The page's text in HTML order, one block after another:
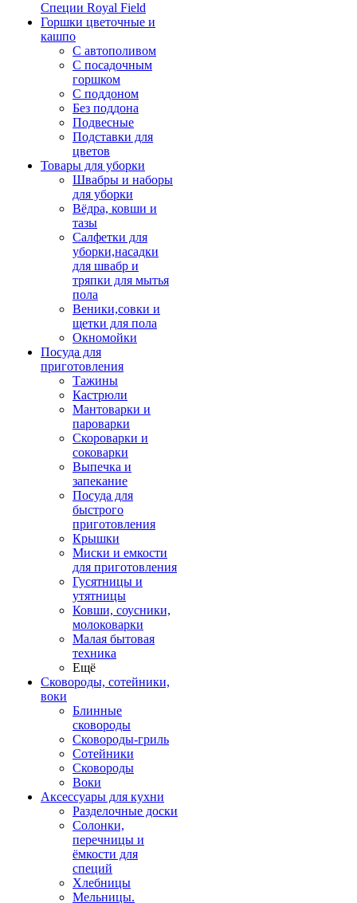
Специи Royal Field
Горшки цветочные и
кашпо
С автополивом
С посадочным
горшком
С поддоном
Без поддона
Подвесные
Подставки для
цветов
Товары для уборки
Швабры и наборы
для уборки
Вёдра, ковши и
тазы
Салфетки для
уборки,насадки
для швабр и
тряпки для мытья
пола
Веники,совки и
щетки для пола
Окномойки
Посуда для
приготовления
Тажины
Кастрюли
Мантоварки и
пароварки
Скороварки и
соковарки
Выпечка и
запекание
Посуда для
быстрого
приготовления
Крышки
Миски и емкости
для приготовления
Гусятницы и
утятницы
Ковши, соусники,
молоковарки
Малая бытовая
техника
Ещё
Сковороды, сотейники,
воки
Блинные
сковороды
Сковороды-гриль
Сотейники
Сковороды
Воки
Аксессуары для кухни
Разделочные доски
Солонки,
перечницы и
ёмкости для
специй
Хлебницы
Мельницы.